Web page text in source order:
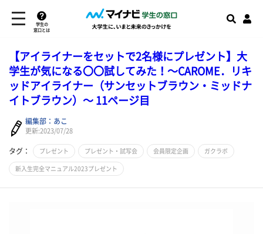
学生の
窓口とは
【アイライナーをセットで2名様にプレゼント】大
学生が気になる〇〇試してみた！～CAROME．リキ
ッドアイライナー（サンセットブラウン・ミッドナ
イトブラウン）～ 11ページ目
編集部：あこ
更新:2023/07/28
タグ： プレゼント プレゼント・試写会 会員限定企画 ガクラボ
新入生完全マニュアル2023プレゼント